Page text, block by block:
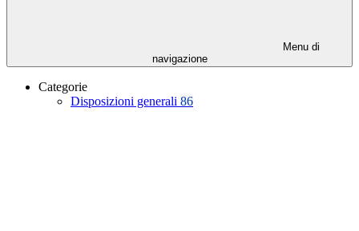
Menu di
navigazione
Categorie
Disposizioni generali 86